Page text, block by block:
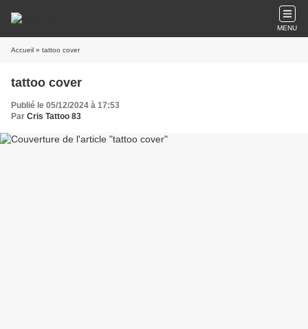
MENU
Accueil » tattoo cover
tattoo cover
Publié le 05/12/2024 à 17:53
Par Cris Tattoo 83